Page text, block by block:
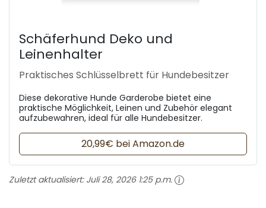
Schäferhund Deko und
Leinenhalter
Praktisches Schlüsselbrett für Hundebesitzer
Diese dekorative Hunde Garderobe bietet eine
praktische Möglichkeit, Leinen und Zubehör elegant
aufzubewahren, ideal für alle Hundebesitzer.
20,99€ bei Amazon.de
Zuletzt aktualisiert: Juli 28, 2026 1:25 p.m.